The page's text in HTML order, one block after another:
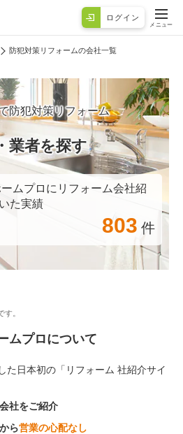
ログイン
メニュー
防犯対策リフォームの会社一覧
防犯対策リフォーム
業者を探す
ムプロにリフォーム会社紹
た実績
803 件
。
ムプロについて
た日本初の「リフォーム 社紹介サイ
社をご紹介
ら営業の心配なし